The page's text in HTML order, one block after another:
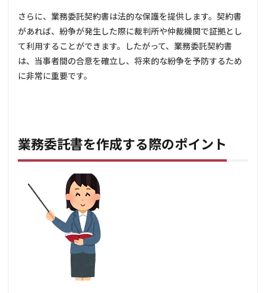
5.1
業務
委託
契約
書に
は収
入印
5.2
締結
後に
更・
修正
した
さらに、業務委託契約書は法的な保護を提供します。契約書
があれば、紛争が発生した際に裁判所や仲裁機関で証拠とし
て利用することができます。したがって、業務委託契約書
は、当事者間の合意を確立し、将来的な紛争を予防するため
に非常に重要です。
業務委託書を作成する際のポイント